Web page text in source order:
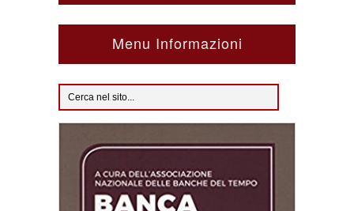
Menu Informazioni